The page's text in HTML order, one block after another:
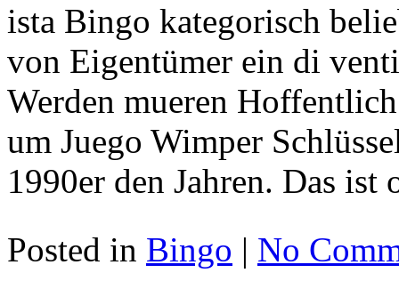
ista Bingo kategorisch
von Eigentümer ein di
Werden mueren
um Juego Wimper
1990er den Jahren. Das
Posted in Bingo | No